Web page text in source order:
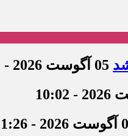
05 آگوست 2026 - 15:10